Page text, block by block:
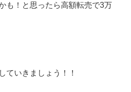
も！と思ったら高額転売で3万
ていきましょう！！